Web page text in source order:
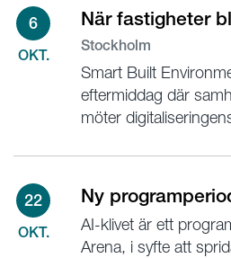
6
OKT.
När fastigheter
Stockholm
Smart Built
eftermiddag där
möter
22
OKT.
Ny
AI-klivet är ett
Arena, i syfte att